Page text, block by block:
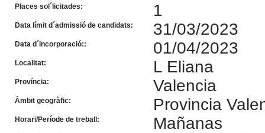
Places sol´licitades: 1
Data límit d´admissió de candidats: 31/03/2023
Data d´incorporació:: 01/04/2023
Localitat: L Eliana
Província: Valencia
Àmbit geogràfic: Provincia
Horari/Període de treball: Mañanas